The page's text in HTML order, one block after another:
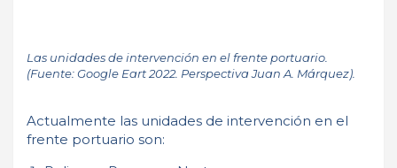
Las unidades de intervención en el frente portuario.
(Fuente: Google Eart 2022. Perspectiva Juan A. Márquez).
Actualmente las unidades de intervención en el
frente portuario son: